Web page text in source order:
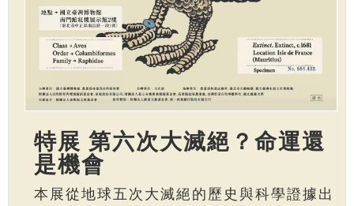
特展 第六次大滅絕？命運還
是機會
本展從地球五次大滅絕的歷史與科學證據出